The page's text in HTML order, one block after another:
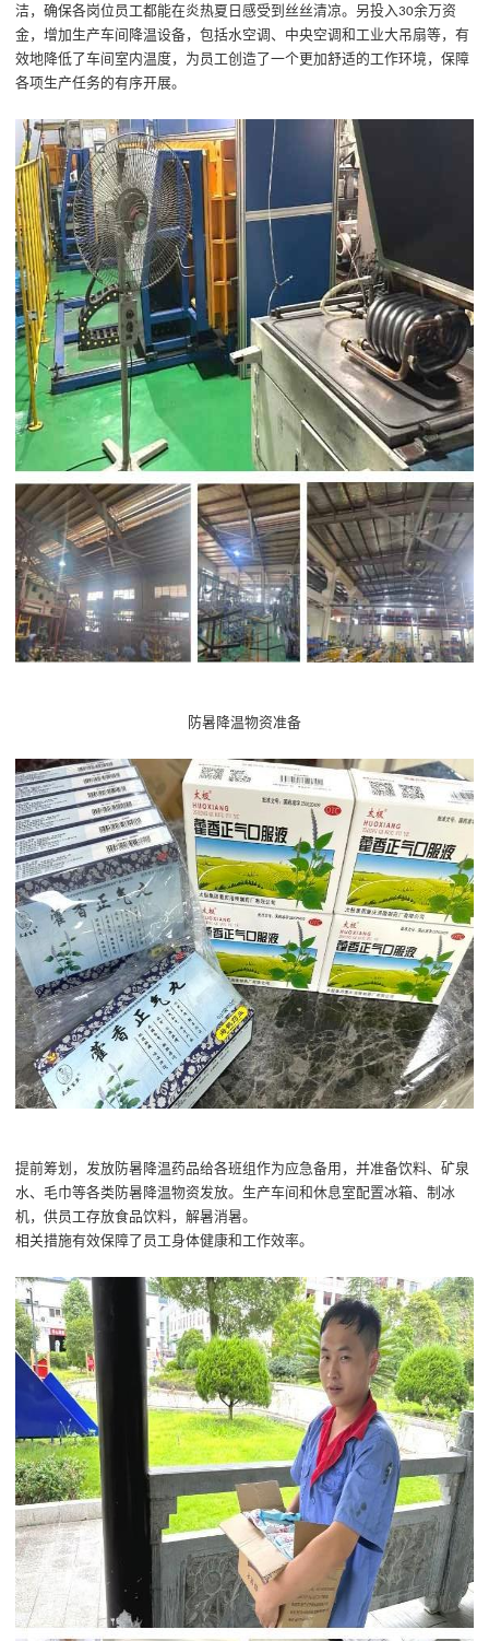
洁，确保各岗位 员工都能在炎热夏日感受到丝丝清凉。 另投入30余万资
金，增加生产车间降温设备，包括水空调、中央空调和工业大吊扇等，有
效地降低了车间室内温度，为员工创造了一个更加舒适的工作环境，保障
各项生产任务的有序开展。
防暑降温物资准备
提前筹划，发放防暑降温药品给各班组作为应急备用 ，并准备饮料、矿泉
水、毛巾等各类防暑降温物资发放。生产车间和休息室配置冰箱、制冰
机，供员工存放食品饮料，解暑消暑。
相关措施有效保障了员工身体健康和工作效率。